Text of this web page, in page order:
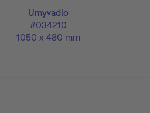
Umyvadlo
#034210
1050 x 480 mm